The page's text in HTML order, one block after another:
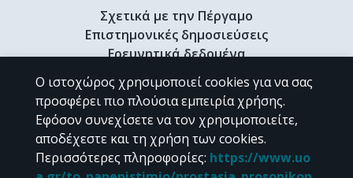
Σχετικά με την Πέργαμο
Επιστημονικές δημοσιεύσεις
Ερευνητικά δεδομένα
Διδακτορικές διατριβές & Γκρίζα βιβλιογραφία
Προφίλ Ερευνητή
CC BY-NC 4.0
Ο ιστοχώρος χρησιμοποιεί cookies για να σας
προσφέρει πιο πλούσια εμπειρία χρήσης.
Εφόσον συνεχίσετε να τον χρησιμοποιείτε,
αποδέχεστε και τη χρήση των cookies.
Περισσότερες πληροφορίες: https://www.uo